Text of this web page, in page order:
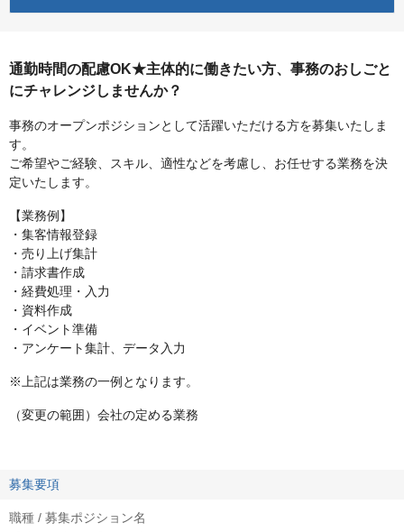
通勤時間の配慮OK★主体的に働きたい方、事務のおしごと
にチャレンジしませんか？
事務のオープンポジションとして活躍いただける方を募集いたしま
す。
ご希望やご経験、スキル、適性などを考慮し、お任せする業務を決
定いたします。
【業務例】
・集客情報登録
・売り上げ集計
・請求書作成
・経費処理・入力
・資料作成
・イベント準備
・アンケート集計、データ入力
※上記は業務の一例となります。
（変更の範囲）会社の定める業務
募集要項
職種 / 募集ポジション名